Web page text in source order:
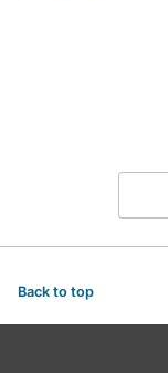
Back to top